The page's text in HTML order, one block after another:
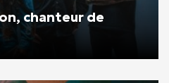
chanteur de